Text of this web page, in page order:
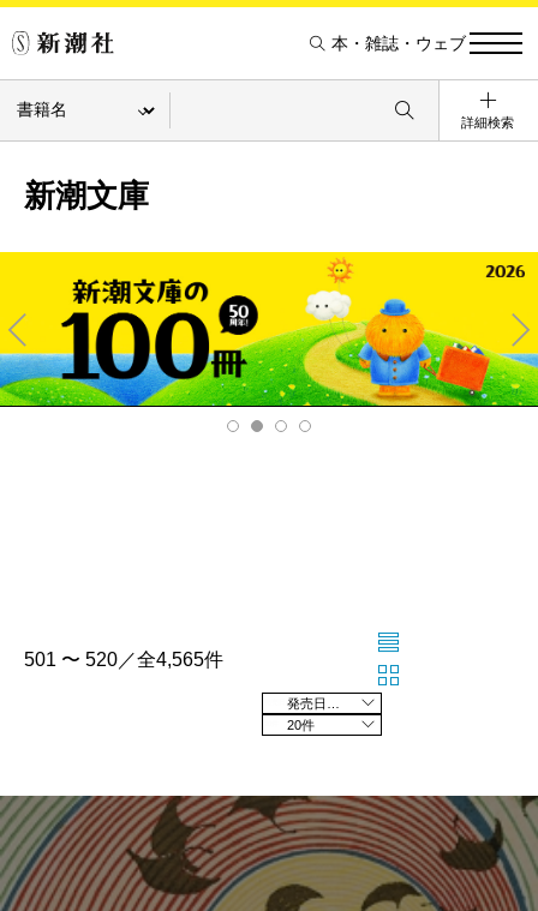
本・雑誌・ウェブ
詳細検索
新潮文庫
Pre
v
Ne
xt
501 〜 520／全4,565件
20件